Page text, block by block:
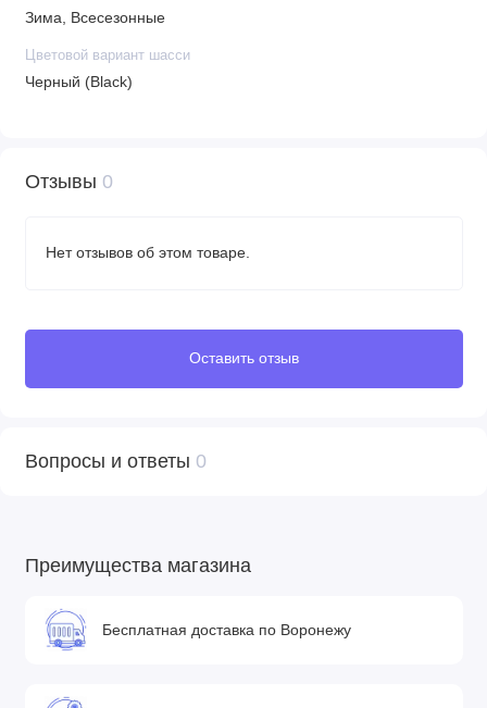
Зима, Всесезонные
Цветовой вариант шасси
Черный (Black)
Отзывы 0
Нет отзывов об этом товаре.
Оставить отзыв
Вопросы и ответы 0
Преимущества магазина
Бесплатная доставка по Воронежу